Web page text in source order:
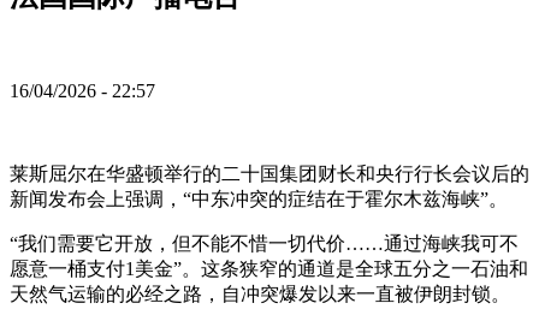
16/04/2026 - 22:57
莱斯屈尔在华盛顿举行的二十国集团财长和央行行长会议后的
新闻发布会上强调，“中东冲突的症结在于霍尔木兹海峡”。
“我们需要它开放，但不能不惜一切代价……通过海峡我可不
愿意一桶支付1美金”。这条狭窄的通道是全球五分之一石油和
天然气运输的必经之路，自冲突爆发以来一直被伊朗封锁。